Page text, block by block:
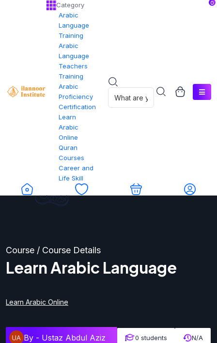
Category
Arabic
Language
Training
Arabic
Language
Teachers
Training
Arabic
Proficiency
Certification
Learn
Arabic
Online
Quran
Courses
Career and
Life Skill
0
Course / Course Details
Learn Arabic Language
Learn Arabic Online
By - Ustaz Abdul Aziz 0 students N/A